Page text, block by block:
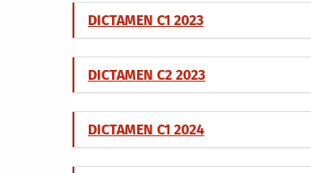
DICTAMEN C1 2023
DICTAMEN C2 2023
DICTAMEN C1 2024